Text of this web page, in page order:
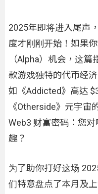
2025年即将进入尾声
度才刚刚开始！如果
（Alpha）机会，这
款游戏独特的代币经
如《Addicted》高达
《Otherside》元宇宙
Web3 财富密码：您
趣？
为了助你打好这场
们特意盘点了本月及